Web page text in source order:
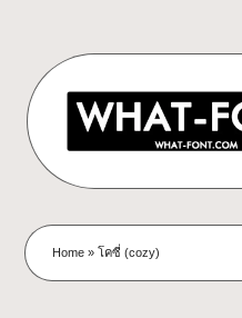
Home »โคซี่ (cozy)